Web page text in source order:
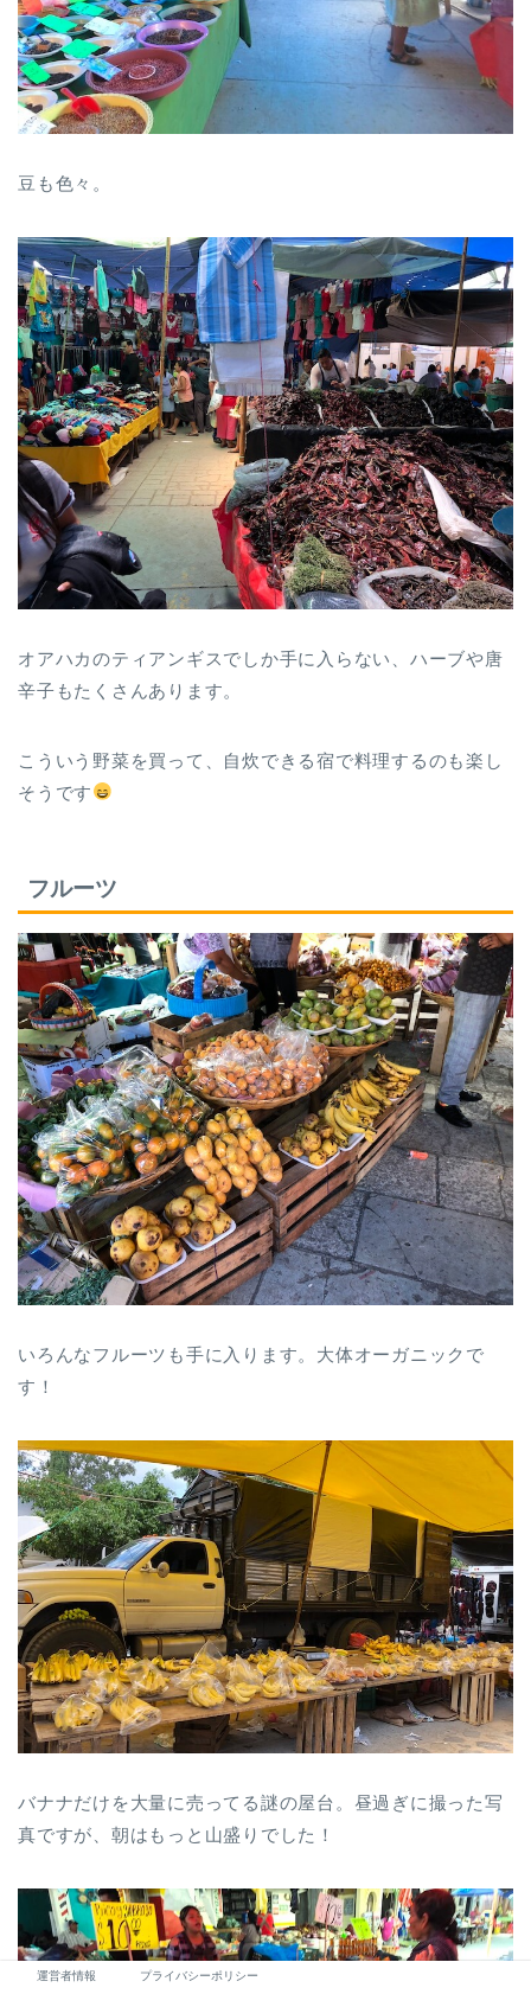
豆も色々。
オアハカのティアンギスでしか手に入らない、ハーブや唐
辛子もたくさんあります。
こういう野菜を買って、自炊できる宿で料理するのも楽し
そうです
フルーツ
いろんなフルーツも手に入ります。大体オーガニックで
す！
バナナだけを大量に売ってる謎の屋台。昼過ぎに撮った写
真ですが、朝はもっと山盛りでした！
運営者情報 プライバシーポリシー